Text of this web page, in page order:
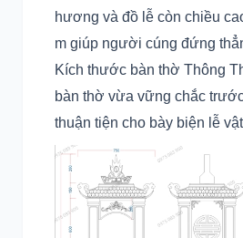
hương và đồ lễ còn chiều
m giúp người cúng đứng
Kích thước bàn thờ Thông
bàn thờ vừa vững chắc
thuận tiện cho bày biện lễ